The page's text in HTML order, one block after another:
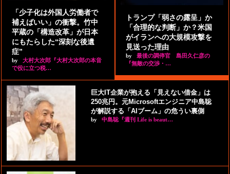
「少子化は外国人労働者で
補えばいい」の衝撃。竹中
平蔵の「構造改革」が日本
にもたらした“深刻な後遺
症”
by
大村大次郎『大村大次郎の本音
で役に立つ税…
トランプ「弱さの露呈」か
「合理的な判断」か？米国
がイランへの大規模攻撃を
見送った理由
by
最後の調停官 島田久仁彦の
『無敵の交渉・…
巨大IT企業が抱える「見えない借金」は
250兆円。元Microsoftエンジニア中島聡
が解説する「AIブーム」の危うい裏側
by 中島聡『週刊 Life is beaut…